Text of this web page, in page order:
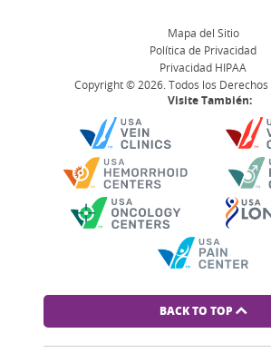
Mapa del Sitio
Política de Privacidad
Privacidad HIPAA
Copyright © 2026. Todos los Derechos
Visite También:
BACK TO TOP